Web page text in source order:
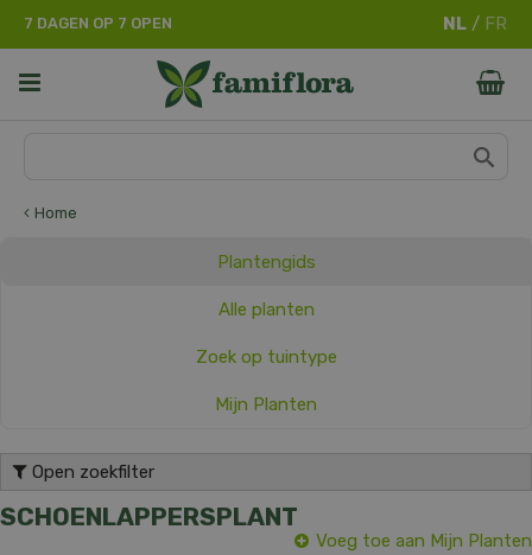
Home
7 DAGEN OP 7 OPEN
Plantengids
Alle planten
Zoek op tuintype
Mijn Planten
Open zoekfilter
SCHOENLAPPERSPLANT
Voeg toe aan Mijn Planten